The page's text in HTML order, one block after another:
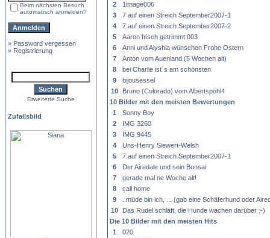
Beim nächsten Besuch
automatisch anmelden?
» Password vergessen
» Registrierung
Erweiterte Suche
Zufallsbild
2
1image006
3
7 auf einen Streich September2007-1
4
7 auf einen Streich September2007-2
5
Aaron frisch getrimmt 003
6
Anni und Alyshia wünschen Frohe Ostern
7
Anton vom Auenland (5 Wochen alt)
8
bei Charlie ist´s am schönsten
9
bijousessel
10
Bruno (Colorado) vom Albertspöhl4
10 Bilder mit den meisten Bewertungen
1
Sonny Boy
2
IMG 3260
3
IMG 9445
4
Uns-Henry Siewert-Welsh
5
7 auf einen Streich September2007-1
6
Der Airedale und sein Bonsai
7
gerade mal ne Woche alt!
8
call home
9
..müde bin ich, ... (gab eine Schäferhund oder
10
Das Rudel schläft, die Hunde wachen darüber :-)
Die 10 Bilder mit den meisten Hits
1
020